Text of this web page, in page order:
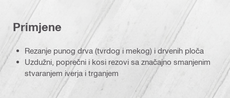
Primjene
Rezanje punog drva (tvrdog i mekog) i drvenih ploča
Uzdužni, poprečni i kosi rezovi sa značajno smanjenim
stvaranjem iverja i trganjem